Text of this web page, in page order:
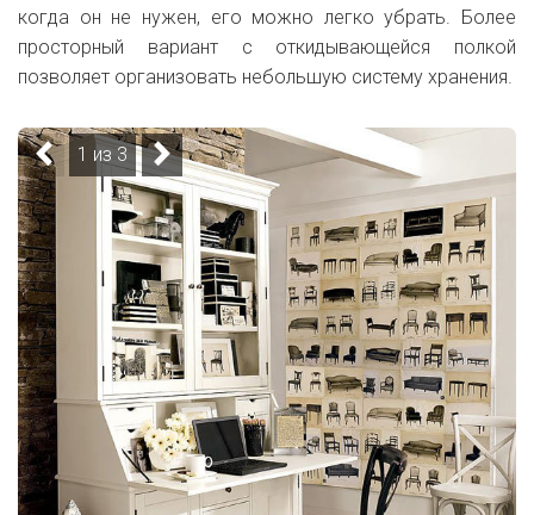
когда он не нужен, его можно легко убрать. Более
просторный вариант с откидывающейся полкой
позволяет организовать небольшую систему хранения.
1 из 3